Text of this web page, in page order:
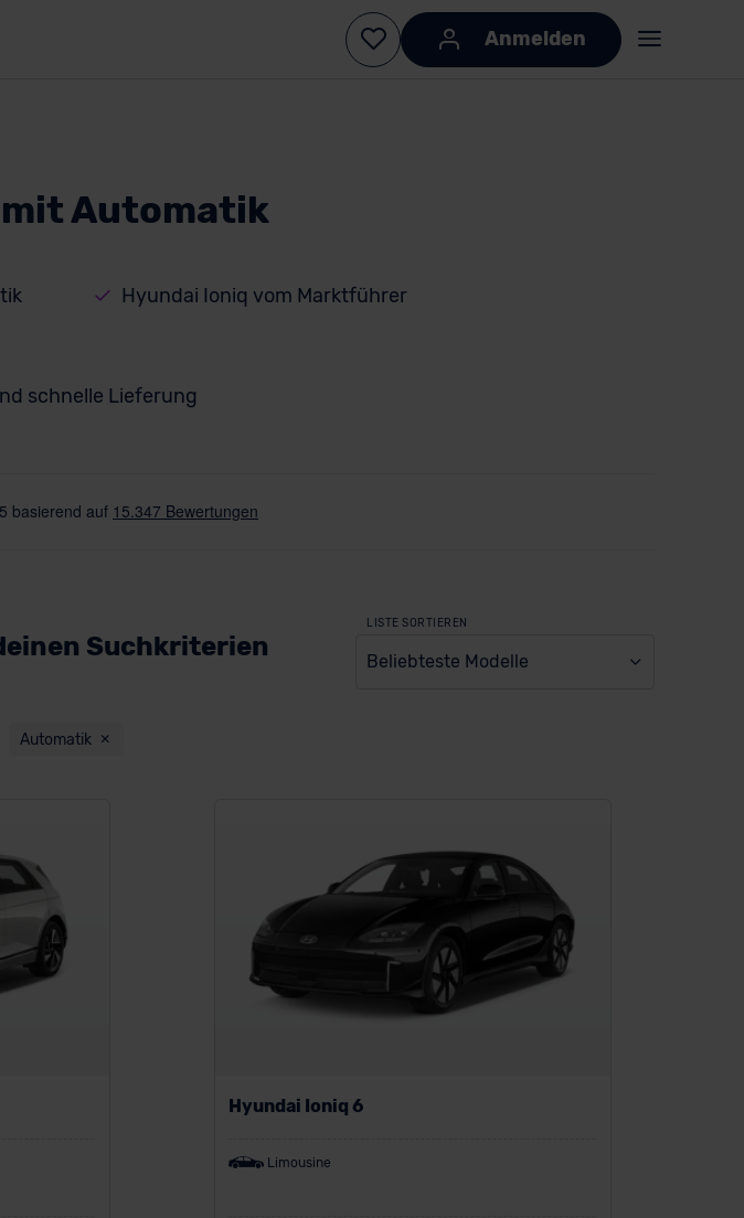
Anmelden
Automatik
Hyundai Ioniq vom Marktführer
schnelle Lieferung
Suchkriterien
LISTE SORTIEREN
Beliebteste Modelle
Automatik
Hyundai Ioniq 6
Limousine